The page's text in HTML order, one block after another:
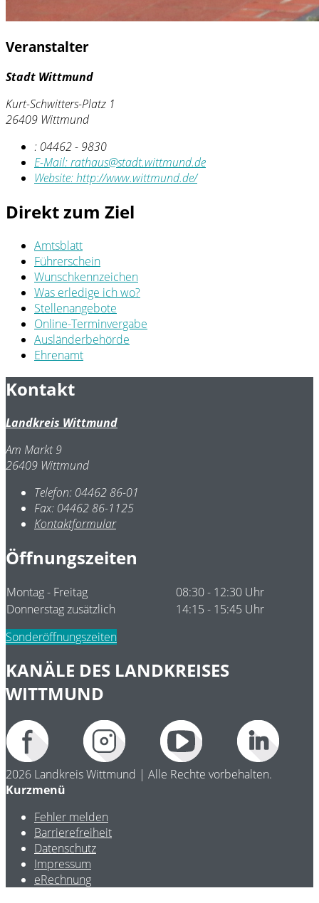
Veranstalter
Stadt Wittmund
Kurt-Schwitters-Platz 1
26409 Wittmund
: 04462 - 9830
E-Mail:rathaus@stadt.wittmund.de
Website:http://www.wittmund.de/
Direkt zum Ziel
Amtsblatt
Führerschein
Wunschkennzeichen
Was erledige ich wo?
Stellenangebote
Online-Terminvergabe
Ausländerbehörde
Ehrenamt
Kontakt
Landkreis Wittmund
Am Markt 9
26409 Wittmund
Telefon: 04462 86-01
Fax: 04462 86-1125
Kontaktformular
Öffnungszeiten
Montag - Freitag
08:30 - 12:30 Uhr
Donnerstag zusätzlich
14:15 - 15:45 Uhr
Sonderöffnungszeiten
KANÄLE DES LANDKREISES
WITTMUND
2026 Landkreis Wittmund | Alle Rechte vorbehalten.
Kurzmenü
Fehler melden
Barrierefreiheit
Datenschutz
Impressum
eRechnung